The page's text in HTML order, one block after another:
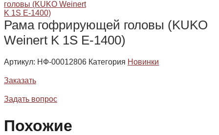
Рама гофрирующей головы (KUKO
Weinert K 1S E-1400)
Артикул: НФ-00012806 Категория Новинки
Заказать
Задать вопрос
Похожие